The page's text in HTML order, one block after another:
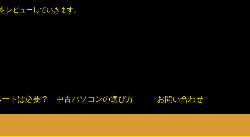
ビューしていきます。
トは必要？ 中古パソコンの選び方 お問い合わせ